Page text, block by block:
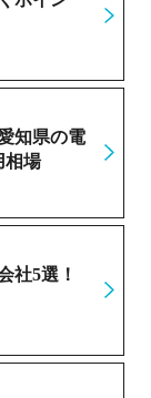
知県の電
相場
社5選！